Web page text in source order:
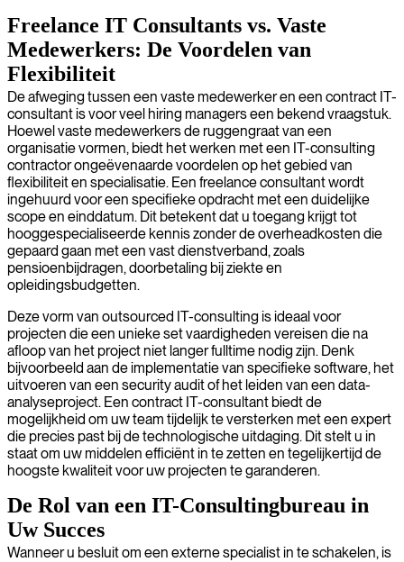
Freelance IT Consultants vs. Vaste
Medewerkers: De Voordelen van
Flexibiliteit
De afweging tussen een vaste medewerker en een contract IT-
consultant is voor veel hiring managers een bekend vraagstuk.
Hoewel vaste medewerkers de ruggengraat van een
organisatie vormen, biedt het werken met een IT-consulting
contractor ongeëvenaarde voordelen op het gebied van
flexibiliteit en specialisatie. Een freelance consultant wordt
ingehuurd voor een specifieke opdracht met een duidelijke
scope en einddatum. Dit betekent dat u toegang krijgt tot
hooggespecialiseerde kennis zonder de overheadkosten die
gepaard gaan met een vast dienstverband, zoals
pensioenbijdragen, doorbetaling bij ziekte en
opleidingsbudgetten.
Deze vorm van outsourced IT-consulting is ideaal voor
projecten die een unieke set vaardigheden vereisen die na
afloop van het project niet langer fulltime nodig zijn. Denk
bijvoorbeeld aan de implementatie van specifieke software, het
uitvoeren van een security audit of het leiden van een data-
analyseproject. Een contract IT-consultant biedt de
mogelijkheid om uw team tijdelijk te versterken met een expert
die precies past bij de technologische uitdaging. Dit stelt u in
staat om uw middelen efficiënt in te zetten en tegelijkertijd de
hoogste kwaliteit voor uw projecten te garanderen.
De Rol van een IT-Consultingbureau in
Uw Succes
Wanneer u besluit om een externe specialist in te schakelen, is